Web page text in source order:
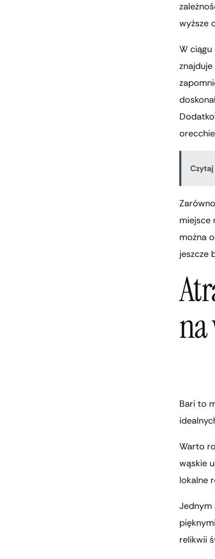
wyższe
W
Czytaj
miejsce
można
jeszcze
Bari to
Warto
wąskie
lokalne
Jednym
relikwii